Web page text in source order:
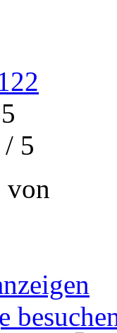
5
von